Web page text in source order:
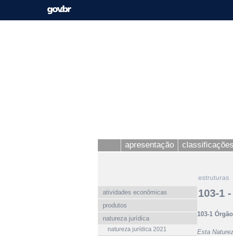
apresentação classificações
atividades econômicas
produtos
natureza jurídica
natureza jurídica 2021
estruturas
103-1
103-1
Esta